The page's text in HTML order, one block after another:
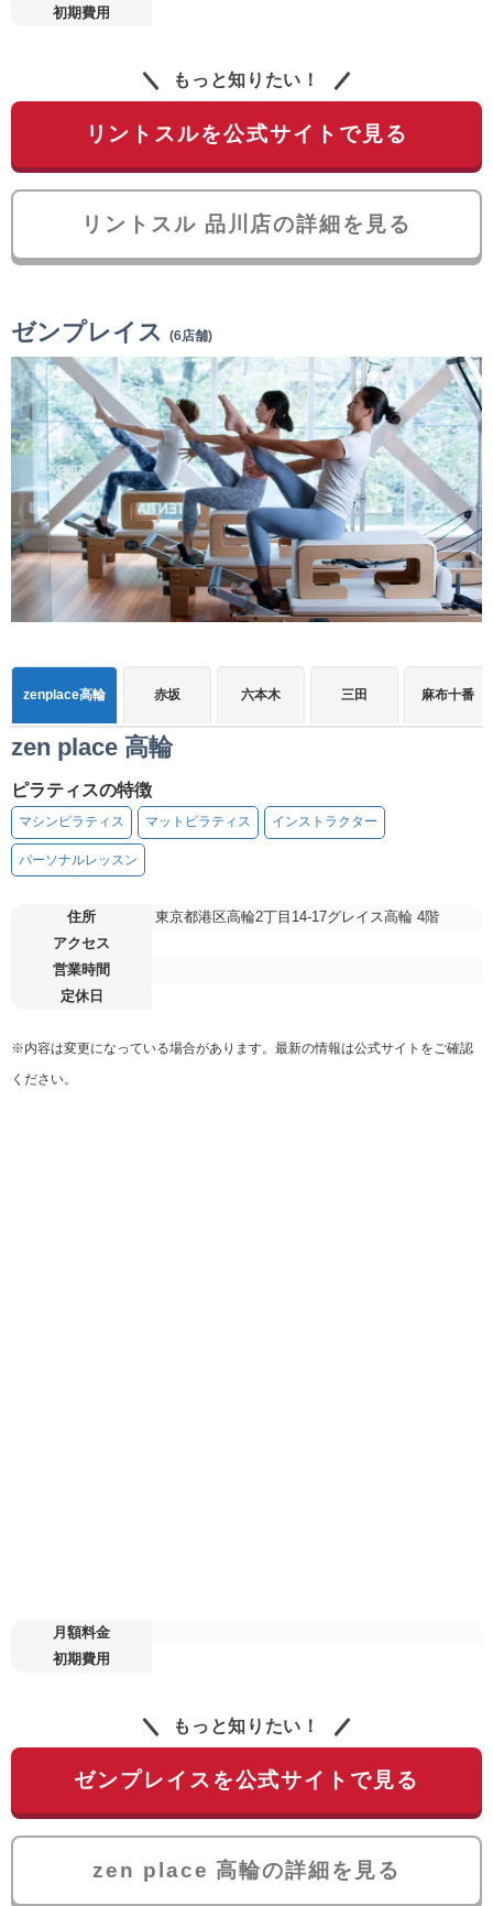
初期費用
もっと知りたい！
リントスルを公式サイトで見る
リントスル 品川店の詳細を見る
ゼンプレイス (6店舗)
zenplace高輪 赤坂 六本木 三田 麻布十番
zen place 高輪
ピラティスの特徴
マシンピラティス マットピラティス インストラクター
パーソナルレッスン
住所
東京都港区高輪2丁目14-17グレイス高輪 4階
アクセス
営業時間
定休日
※内容は変更になっている場合があります。最新の情報は公式サイトをご確認
ください。
月額料金
初期費用
もっと知りたい！
ゼンプレイスを公式サイトで見る
zen place 高輪の詳細を見る